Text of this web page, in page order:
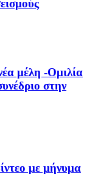
μέλη -Ομιλία
στην
με μήνυμα